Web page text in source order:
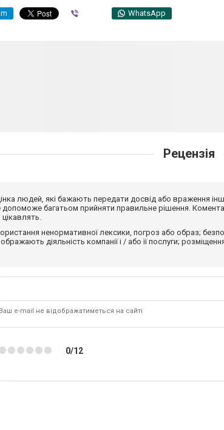
WhatsApp
Рецензія
людей, які бажають передати досвід або враження
допоможе багатьом прийняти правильне рішення.
ненормативної лексики, погроз або образ;
діяльність компанії і / або її послуги;
Ваш e-mail не відображатиметься на сайті
0/12